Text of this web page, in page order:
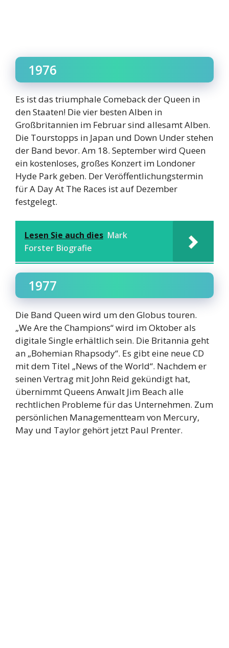
1976
Es ist das triumphale Comeback der Queen in
den Staaten! Die vier besten Alben in
Großbritannien im Februar sind allesamt Alben.
Die Tourstopps in Japan und Down Under stehen
der Band bevor. Am 18. September wird Queen
ein kostenloses, großes Konzert im Londoner
Hyde Park geben. Der Veröffentlichungstermin
für A Day At The Races ist auf Dezember
festgelegt.
Lesen Sie auch dies Mark
Forster Biografie
1977
Die Band Queen wird um den Globus touren.
„We Are the Champions“ wird im Oktober als
digitale Single erhältlich sein. Die Britannia geht
an „Bohemian Rhapsody“. Es gibt eine neue CD
mit dem Titel „News of the World“. Nachdem er
seinen Vertrag mit John Reid gekündigt hat,
übernimmt Queens Anwalt Jim Beach alle
rechtlichen Probleme für das Unternehmen. Zum
persönlichen Managementteam von Mercury,
May und Taylor gehört jetzt Paul Prenter.